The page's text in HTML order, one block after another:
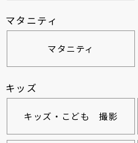
マタニティ
マタニティ
キッズ
キッズ・こども 撮影